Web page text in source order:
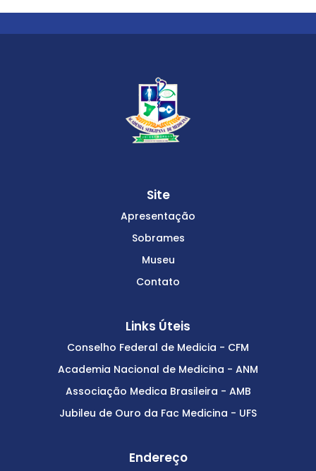
Site
Apresentação
Sobrames
Museu
Contato
Links Úteis
Conselho Federal de Medicia - CFM
Academia Nacional de Medicina - ANM
Associação Medica Brasileira - AMB
Jubileu de Ouro da Fac Medicina - UFS
Endereço